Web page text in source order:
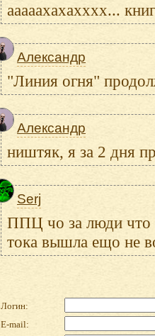
ааааахахахххх...
Александр
"Линия огня"
Александр
ништяк, я за 2 дня
Serj
ППЦ чо за люди что
тока вышла ещо не
Логин:
E-mail: